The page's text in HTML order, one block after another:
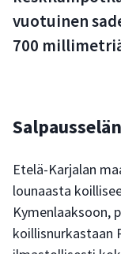
vuotuinen
700
Etelä-Karjalan
lounaasta
Kymenlaaksoon,
koillisnurkastaan